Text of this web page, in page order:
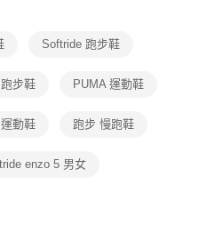
付 」之結帳頁面顯示為準，若有關於
等相關疑問，請聯繫「AFTEE先享後付
support/home
提供之「AFTEE先享後付」服務完成之交
定代理人或監護人之同意方可使用
依據個別帳號之用戶狀況，依本公司即
Softride 跑步鞋
步鞋 PUMA 運動鞋
動鞋 跑步 慢跑鞋
enzo 5 男女